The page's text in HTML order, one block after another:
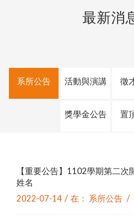
最新消
系所公告 活動與演講 徵
獎學金公告 置
【重要公告】1102學期第二次
姓名
2022-07-14 / 在： 系所公告 /